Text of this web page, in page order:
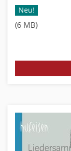
Neu!
(6 MB)